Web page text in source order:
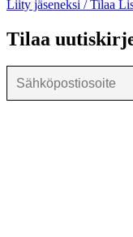
Liity jäseneksi / Tilaa
Tilaa